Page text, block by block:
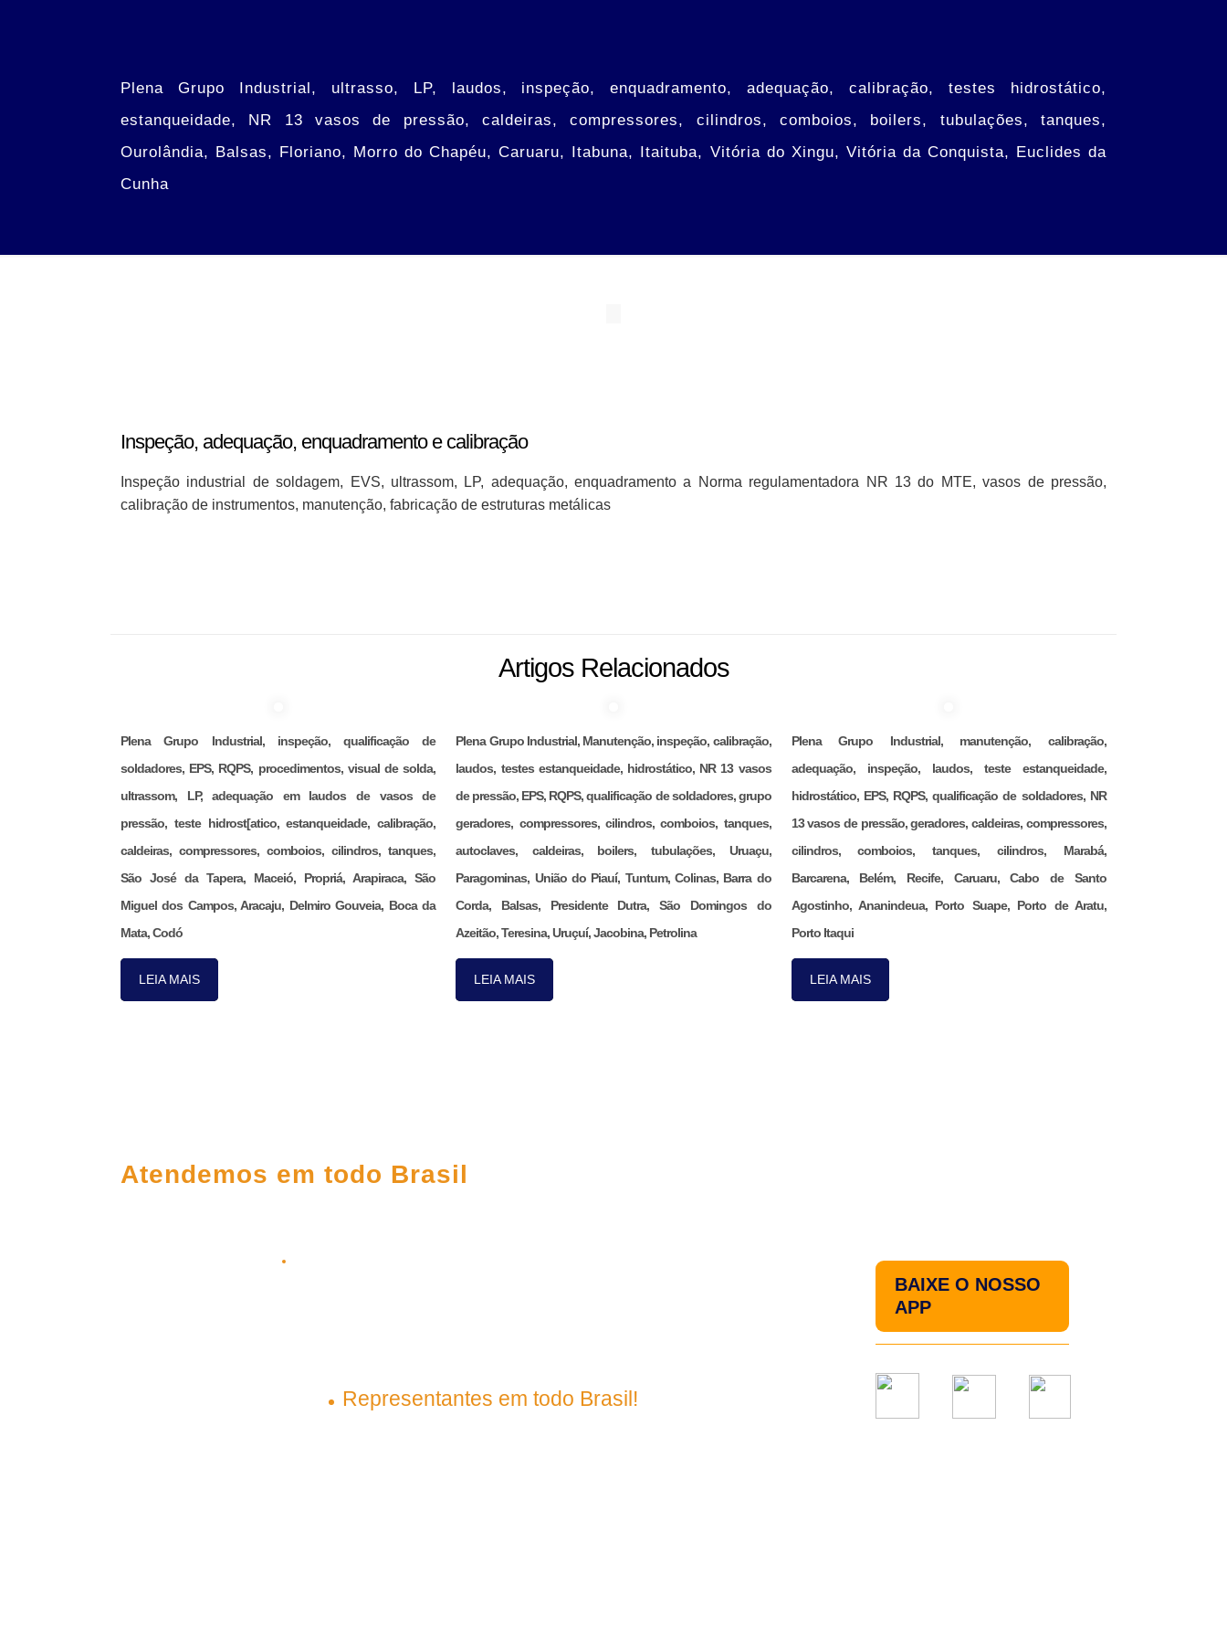
Plena Grupo Industrial, ultrasso, LP, laudos, inspeção, enquadramento, adequação, calibração, testes hidrostático,
estanqueidade, NR 13 vasos de pressão, caldeiras, compressores, cilindros, comboios, boilers, tubulações, tanques,
Ourolândia, Balsas, Floriano, Morro do Chapéu, Caruaru, Itabuna, Itaituba, Vitória do Xingu, Vitória da Conquista, Euclides da
Cunha
Inspeção, adequação, enquadramento e calibração
Inspeção industrial de soldagem, EVS, ultrassom, LP, adequação, enquadramento a Norma regulamentadora NR 13 do MTE, vasos de pressão,
calibração de instrumentos, manutenção, fabricação de estruturas metálicas
Artigos Relacionados
Plena Grupo Industrial, inspeção, qualificação de
soldadores, EPS, RQPS, procedimentos, visual de solda,
ultrassom, LP, adequação em laudos de vasos de
pressão, teste hidrost[atico, estanqueidade, calibração,
caldeiras, compressores, comboios, cilindros, tanques,
São José da Tapera, Maceió, Propriá, Arapiraca, São
Miguel dos Campos, Aracaju, Delmiro Gouveia, Boca da
Mata, Codó
LEIA MAIS
Plena Grupo Industrial, Manutenção, inspeção, calibração,
laudos, testes estanqueidade, hidrostático, NR 13 vasos
de pressão, EPS, RQPS, qualificação de soldadores, grupo
geradores, compressores, cilindros, comboios, tanques,
autoclaves, caldeiras, boilers, tubulações, Uruaçu,
Paragominas, União do Piauí, Tuntum, Colinas, Barra do
Corda, Balsas, Presidente Dutra, São Domingos do
Azeitão, Teresina, Uruçuí, Jacobina, Petrolina
LEIA MAIS
Plena Grupo Industrial, manutenção, calibração,
adequação, inspeção, laudos, teste estanqueidade,
hidrostático, EPS, RQPS, qualificação de soldadores, NR
13 vasos de pressão, geradores, caldeiras, compressores,
cilindros, comboios, tanques, cilindros, Marabá,
Barcarena, Belém, Recife, Caruaru, Cabo de Santo
Agostinho, Ananindeua, Porto Suape, Porto de Aratu,
Porto Itaqui
LEIA MAIS
Atendemos em todo Brasil
(98) 98145-9031
Representantes em todo Brasil!
BAIXE O NOSSO
APP